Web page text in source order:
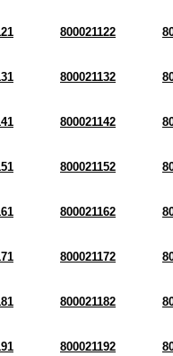
800021122
800021132
800021142
800021152
800021162
800021172
800021182
800021192